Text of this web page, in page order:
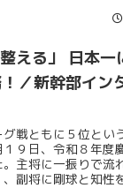
える」 日本一
／新幹部イン
戦ともに５位とい
９日、令和８年度
主将に一振りで流
副将に剛球と知性